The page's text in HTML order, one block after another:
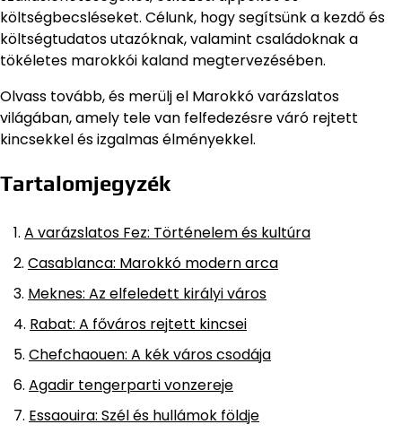
költségbecsléseket. Célunk, hogy segítsünk a kezdő és
költségtudatos utazóknak, valamint családoknak a
tökéletes marokkói kaland megtervezésében.
Olvass tovább, és merülj el Marokkó varázslatos
világában, amely tele van felfedezésre váró rejtett
kincsekkel és izgalmas élményekkel.
Tartalomjegyzék
A varázslatos Fez: Történelem és kultúra
Casablanca: Marokkó modern arca
Meknes: Az elfeledett királyi város
Rabat: A főváros rejtett kincsei
Chefchaouen: A kék város csodája
Agadir tengerparti vonzereje
Essaouira: Szél és hullámok földje